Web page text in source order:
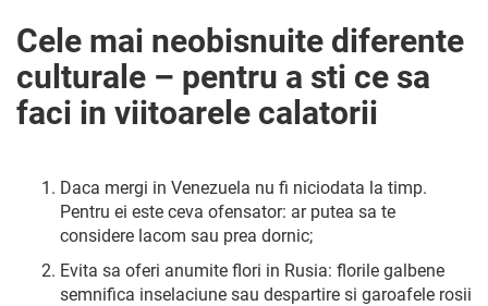
Cele mai neobisnuite diferente
culturale – pentru a sti ce sa
faci in viitoarele calatorii
Daca mergi in Venezuela nu fi niciodata la timp.
Pentru ei este ceva ofensator: ar putea sa te
considere lacom sau prea dornic;
Evita sa oferi anumite flori in Rusia: florile galbene
semnifica inselaciune sau despartire si garoafele rosii